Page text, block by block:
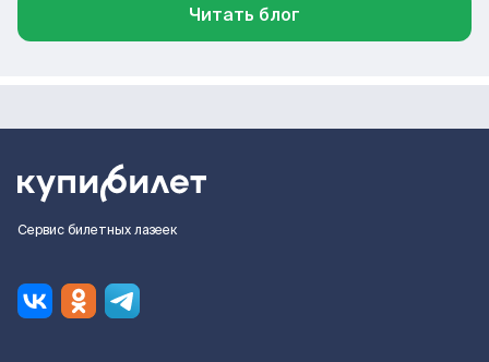
Читать блог
Сервис билетных лазеек